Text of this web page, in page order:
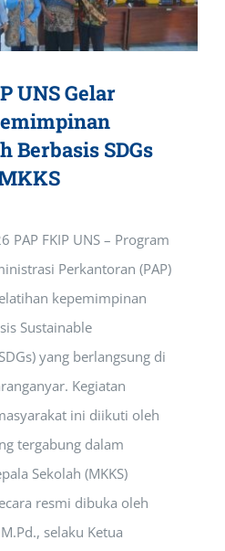
UNS Gelar
Berbasis SDGs
PAP FKIP UNS – Program
Perkantoran (PAP)
kepemimpinan
Sustainable
yang berlangsung di
Kegiatan
ini diikuti oleh
tergabung dalam
Sekolah (MKKS)
resmi dibuka oleh
selaku Ketua